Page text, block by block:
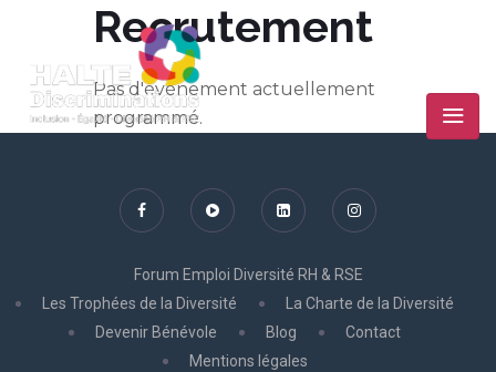
Recrutement
Pas d'événement actuellement
programmé.
Forum Emploi Diversité RH & RSE
Les Trophées de la Diversité
La Charte de la Diversité
Devenir Bénévole
Blog
Contact
Mentions légales